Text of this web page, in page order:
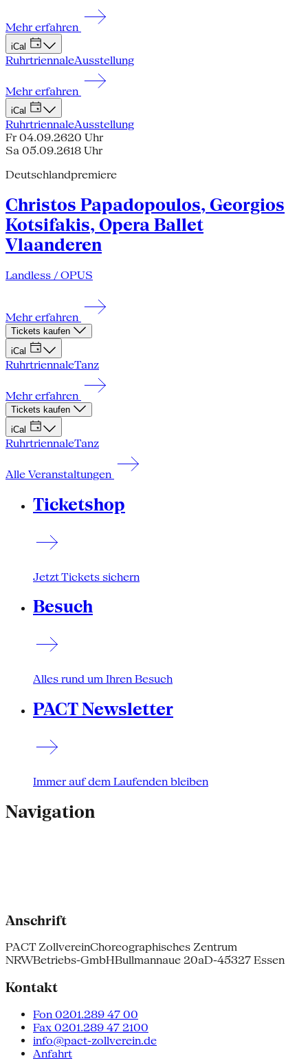
Mehr erfahren
iCal
RuhrtriennaleAusstellung
Mehr erfahren
iCal
RuhrtriennaleAusstellung
Fr 04.09.2620 Uhr
Sa 05.09.2618 Uhr
Deutschlandpremiere
Christos Papadopoulos, Georgios
Kotsifakis, Opera Ballet
Vlaanderen
Landless / OPUS
Mehr erfahren
Tickets kaufen
iCal
RuhrtriennaleTanz
Mehr erfahren
Tickets kaufen
iCal
RuhrtriennaleTanz
Alle Veranstaltungen
Ticketshop
Jetzt Tickets sichern
Besuch
Alles rund um Ihren Besuch
PACT Newsletter
Immer auf dem Laufenden bleiben
Navigation
Anschrift
PACT ZollvereinChoreographisches Zentrum
NRWBetriebs-GmbHBullmannaue 20aD-45327 Essen
Kontakt
Fon 0201.289 47 00
Fax 0201.289 47 2100
info@pact-zollverein.de
Anfahrt